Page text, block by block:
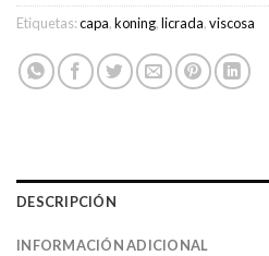
Etiquetas:capa,koning,licrada,viscosa
DESCRIPCIÓN
INFORMACIÓN ADICIONAL